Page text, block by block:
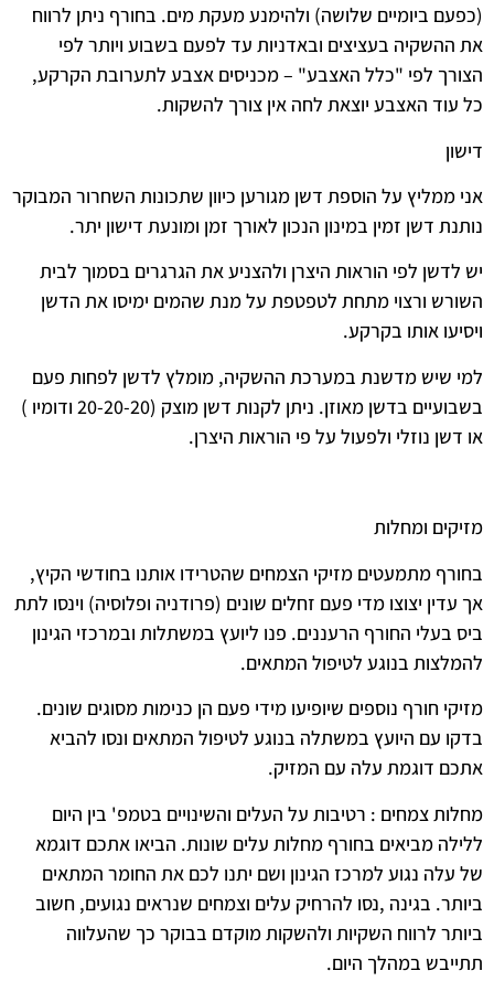
(כפעם ביומיים שלושה) ולהימנע מעקת מים. בחורף ניתן לרווח
את ההשקיה בעציצים ובאדניות עד לפעם בשבוע ויותר לפי
הצורך לפי "כלל האצבע" – מכניסים אצבע לתערובת הקרקע,
כל עוד האצבע יוצאת לחה אין צורך להשקות.
דישון
אני ממליץ על הוספת דשן מגורען כיוון שתכונות השחרור המבוקר
נותנת דשן זמין במינון הנכון לאורך זמן ומונעת דישון יתר.
יש לדשן לפי הוראות היצרן ולהצניע את הגרגרים בסמוך לבית
השורש ורצוי מתחת לטפטפת על מנת שהמים ימיסו את הדשן
ויסיעו אותו בקרקע.
למי שיש מדשנת במערכת ההשקיה, מומלץ לדשן לפחות פעם
בשבועיים בדשן מאוזן. ניתן לקנות דשן מוצק (20-20-20 ודומיו )
או דשן נוזלי ולפעול על פי הוראות היצרן.
מזיקים ומחלות
בחורף מתמעטים מזיקי הצמחים שהטרידו אותנו בחודשי הקיץ,
אך עדין יצוצו מדי פעם זחלים שונים (פרודניה ופלוסיה) וינסו לתת
ביס בעלי החורף הרעננים. פנו ליועץ במשתלות ובמרכזי הגינון
להמלצות בנוגע לטיפול המתאים.
מזיקי חורף נוספים שיופיעו מידי פעם הן כנימות מסוגים שונים.
בדקו עם היועץ במשתלה בנוגע לטיפול המתאים ונסו להביא
אתכם דוגמת עלה עם המזיק.
מחלות צמחים : רטיבות על העלים והשינויים בטמפ' בין היום
ללילה מביאים בחורף מחלות עלים שונות. הביאו אתכם דוגמא
של עלה נגוע למרכז הגינון ושם יתנו לכם את החומר המתאים
ביותר. בגינה ,נסו להרחיק עלים וצמחים שנראים נגועים, חשוב
ביותר לרווח השקיות ולהשקות מוקדם בבוקר כך שהעלווה
תתייבש במהלך היום.